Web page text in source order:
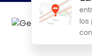
los